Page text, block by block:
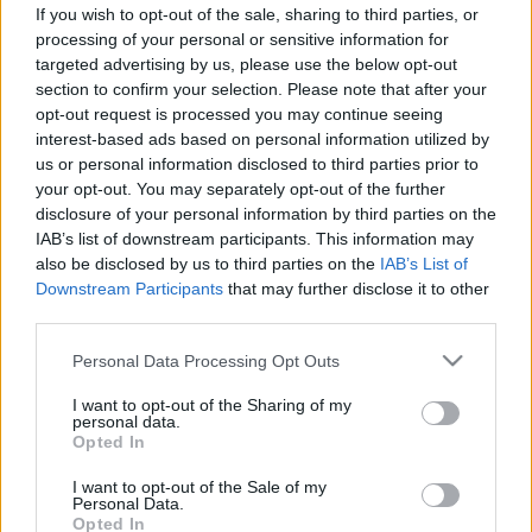
If you wish to opt-out of the sale, sharing to third parties, or
processing of your personal or sensitive information for
targeted advertising by us, please use the below opt-out
section to confirm your selection. Please note that after your
opt-out request is processed you may continue seeing
interest-based ads based on personal information utilized by
us or personal information disclosed to third parties prior to
your opt-out. You may separately opt-out of the further
disclosure of your personal information by third parties on the
IAB’s list of downstream participants. This information may
also be disclosed by us to third parties on the IAB’s List of
Downstream Participants that may further disclose it to other
Please note that this website/app uses one or more Google
not limited to your visit or usage behaviour. You may click to
grant or deny consent to Google and its third-party tags to
use your data for below specified purposes in below Google
consent section.
Personal Data Processing Opt Outs
I want to opt-out of the Sharing of my
personal data.
Opted In
I want to opt-out of the Sale of my
Personal Data.
Opted In
élete